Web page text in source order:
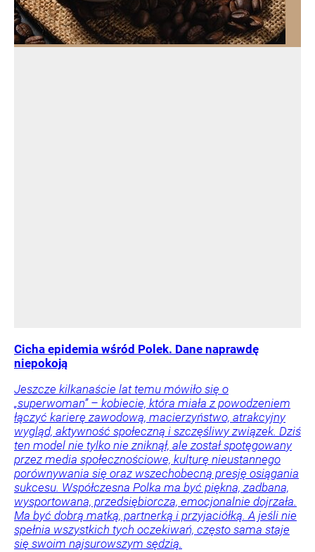
Cicha epidemia wśród Polek. Dane naprawdę
niepokoją
Jeszcze kilkanaście lat temu mówiło się o
„superwoman” – kobiecie, która miała z powodzeniem
łączyć karierę zawodową, macierzyństwo, atrakcyjny
wygląd, aktywność społeczną i szczęśliwy związek. Dziś
ten model nie tylko nie zniknął, ale został spotęgowany
przez media społecznościowe, kulturę nieustannego
porównywania się oraz wszechobecną presję osiągania
sukcesu. Współczesna Polka ma być piękna, zadbana,
wysportowana, przedsiębiorcza, emocjonalnie dojrzała.
Ma być dobrą matką, partnerką i przyjaciółką. A jeśli nie
spełnia wszystkich tych oczekiwań, często sama staje
się swoim najsurowszym sędzią.